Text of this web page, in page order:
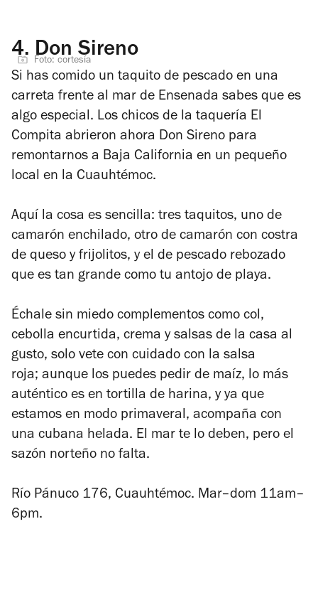
4. Don Sireno
Foto: cortesía
Si has comido un taquito de pescado en una
carreta frente al mar de Ensenada sabes que es
algo especial. Los chicos de la taquería El
Compita abrieron ahora Don Sireno para
remontarnos a Baja California en un pequeño
local en la Cuauhtémoc.
Aquí la cosa es sencilla: tres taquitos, uno de
camarón enchilado, otro de camarón con costra
de queso y frijolitos, y el de pescado rebozado
que es tan grande como tu antojo de playa.
Échale sin miedo complementos como col,
cebolla encurtida, crema y salsas de la casa al
gusto, solo vete con cuidado con la salsa
roja; aunque los puedes pedir de maíz, lo más
auténtico es en tortilla de harina, y ya que
estamos en modo primaveral, acompaña con
una cubana helada. El mar te lo deben, pero el
sazón norteño no falta.
Río Pánuco 176, Cuauhtémoc. Mar–dom 11am–
6pm.